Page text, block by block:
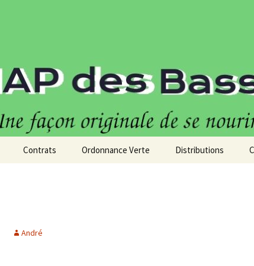
de
Contrats Ordonnance Verte Distributions
André